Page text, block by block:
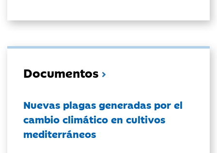
Documentos
Nuevas plagas generadas por el
cambio climático en cultivos
mediterráneos